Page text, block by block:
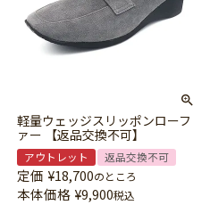
軽量ウェッジスリッポンローフ
ァー 【返品交換不可】
アウトレット 返品交換不可
定価 ¥18,700のところ
本体価格 ¥9,900税込